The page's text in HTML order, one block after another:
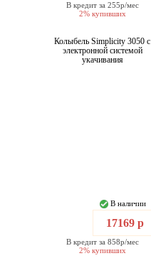
В кредит за 255р/мес
2% купивших
Колыбель Simplicity 3050 с
электронной системой
укачивания
В наличии
17169 р
В кредит за 858р/мес
2% купивших